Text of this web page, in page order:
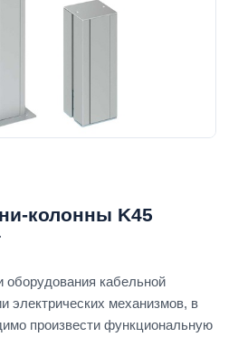
колонны K45
оборудования кабельной
электрических механизмов, в
произвести функциональную